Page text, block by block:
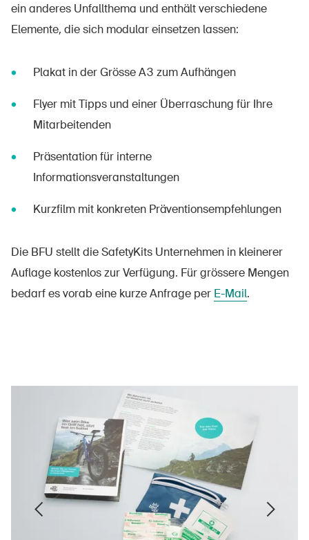
ein anderes Unfallthema und enthält verschiedene
Elemente, die sich modular einsetzen lassen:
Plakat in der Grösse A3 zum Aufhängen
Flyer mit Tipps und einer Überraschung für Ihre
Mitarbeitenden
Präsentation für interne
Informationsveranstaltungen
Kurzfilm mit konkreten Präventionsempfehlungen
Die BFU stellt die SafetyKits Unternehmen in kleinerer
Auflage kostenlos zur Verfügung. Für grössere Mengen
bedarf es vorab eine kurze Anfrage per E-Mail.